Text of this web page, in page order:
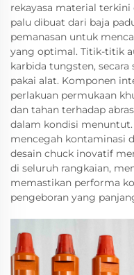
rekayasa material
palu dibuat dari baja
pemanasan untuk
yang optimal. Titik-titik
karbida tungsten,
pakai alat. Komponen
perlakuan permukaan
dan tahan terhadap
dalam kondisi
mencegah kontaminasi
desain chuck inovatif
di seluruh rangkaian,
memastikan performa
pengeboran yang